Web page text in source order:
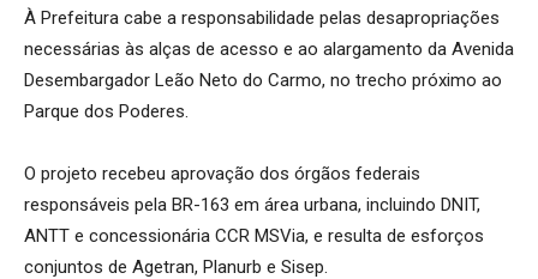
À Prefeitura cabe a responsabilidade pelas desapropriações
necessárias às alças de acesso e ao alargamento da Avenida
Desembargador Leão Neto do Carmo, no trecho próximo ao
Parque dos Poderes.
O projeto recebeu aprovação dos órgãos federais
responsáveis pela BR-163 em área urbana, incluindo DNIT,
ANTT e concessionária CCR MSVia, e resulta de esforços
conjuntos de Agetran, Planurb e Sisep.